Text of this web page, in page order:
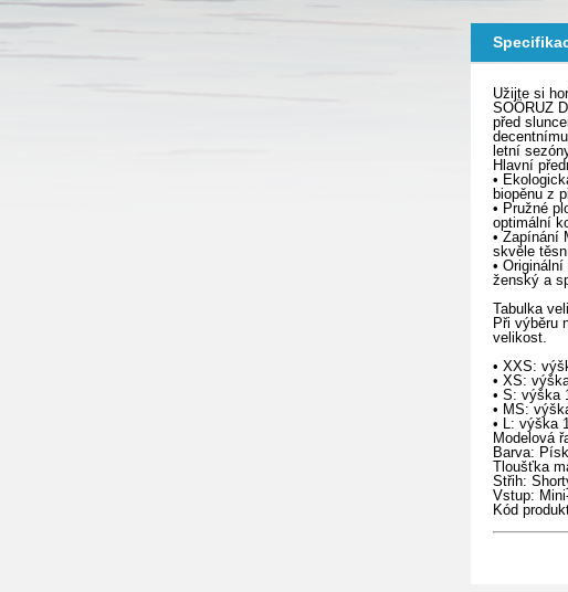
Užijte si
SOÖRUZ
před
letní
Hlavní
•
biopěnu z
• Pružné
optimální
• Zapínání
skvěle
•
ženský a
Tabulka
Při výběru
velikost.
• XXS:
• XS:
• S: výška
• MS:
• L: výška
Modelová
Barva:
Tloušťka
Střih:
Vstup:
Kód